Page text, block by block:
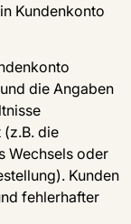
Kundenkonto
die Angaben
die
Wechsels oder
Kunden
fehlerhafter